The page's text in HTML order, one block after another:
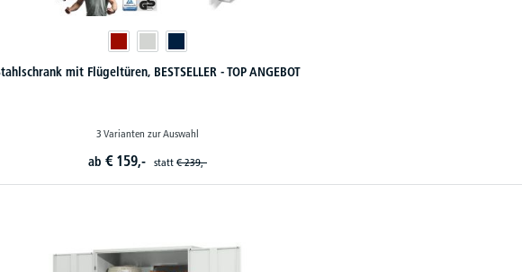
mit Flügeltüren, BESTSELLER - TOP ANGEBOT
3 Varianten zur Auswahl
ab € 159,- statt € 239,-